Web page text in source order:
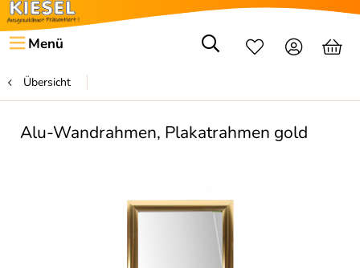
Menü
Übersicht
Alu-Wandrahmen, Plakatrahmen gold